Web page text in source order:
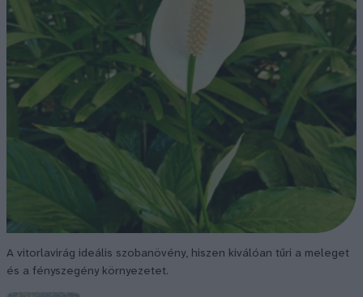
A vitorlavirág ideális szobanövény, hiszen kiválóan tűri a meleget
és a fényszegény környezetet.